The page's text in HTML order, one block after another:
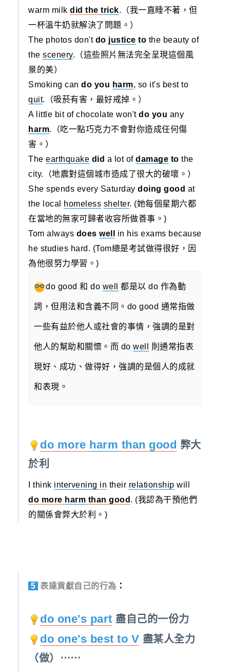
warm milk did the trick.（我一直睡不著，但
一杯溫牛奶就解決了問題。）
The photos don't do justice to the beauty of
the scenery.（這些照片無法完全呈現這個風
景的美）
Smoking can do you harm, so it's best to
quit.（吸菸有害，最好戒掉。）
A little bit of chocolate won't do you any
harm.（吃一點巧克力不會對你造成任何傷
害。）
The earthquake did a lot of damage to the
city.（地震對這個城市造成了很大的破壞。）
She spends every Saturday doing good at
the local
homeless shelter. (她每個星期六都
在當地的無家可歸者收容所做善事。)
Tom always does well
in his exams because
he studies hard. (Tom總是考試做得很好，因
為他很努力學習。)
do good 和 do well 都是以 do 作為動
詞，但用法和含義不同。 do good 通常指做
一些有益於他人或社會的事情，強調的是對
他人的幫助和關懷。 而 do well 則通常指表
現好、成功、做得好，強調的是個人的成就
和表現。
do more harm than good 弊大
於利
I think intervening in their relationship will
do more harm than good . (我認為干預他們
的關係會弊大於利。)
5 表達貢獻自己的行為 ：
do one's part 盡自己的一份力
do one's best to V 盡某人全力
（做）⋯⋯